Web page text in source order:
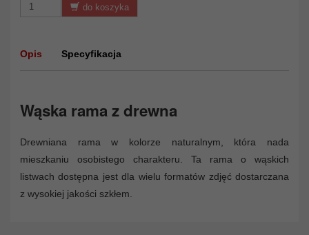
do koszyka
Opis Specyfikacja
Wąska rama z drewna
Drewniana rama w kolorze naturalnym, która nada
mieszkaniu osobistego charakteru. Ta rama o wąskich
listwach dostępna jest dla wielu formatów zdjęć dostarczana
z wysokiej jakości szkłem.